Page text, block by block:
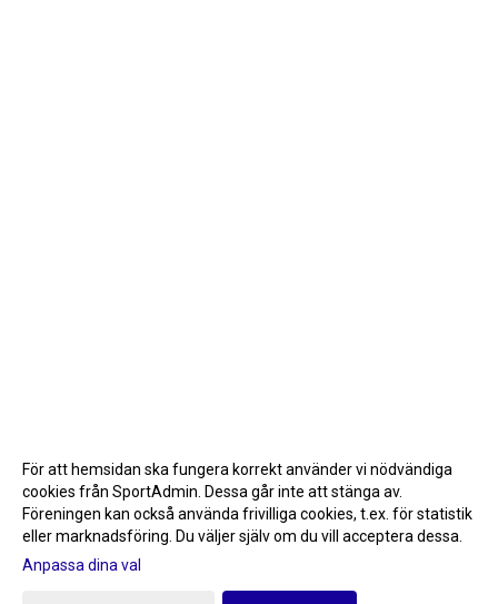
Gå till Webbversion
För att hemsidan ska fungera korrekt använder vi nödvändiga
cookies från SportAdmin. Dessa går inte att stänga av.
Föreningen kan också använda frivilliga cookies, t.ex. för statistik
eller marknadsföring. Du väljer själv om du vill acceptera dessa.
Anpassa dina val